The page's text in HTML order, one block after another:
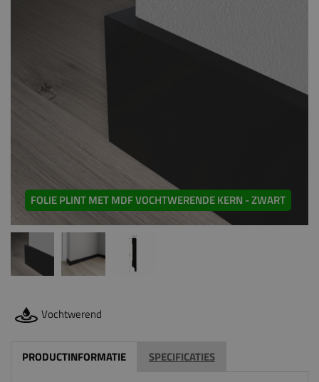
FOLIE PLINT MET MDF VOCHTWERENDE KERN - ZWART
Vochtwerend
PRODUCTINFORMATIE SPECIFICATIES